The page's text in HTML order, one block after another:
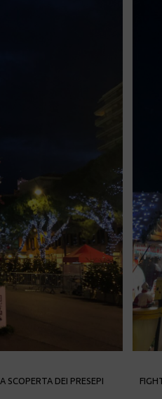
SCOPERTA DEI PRESEPI